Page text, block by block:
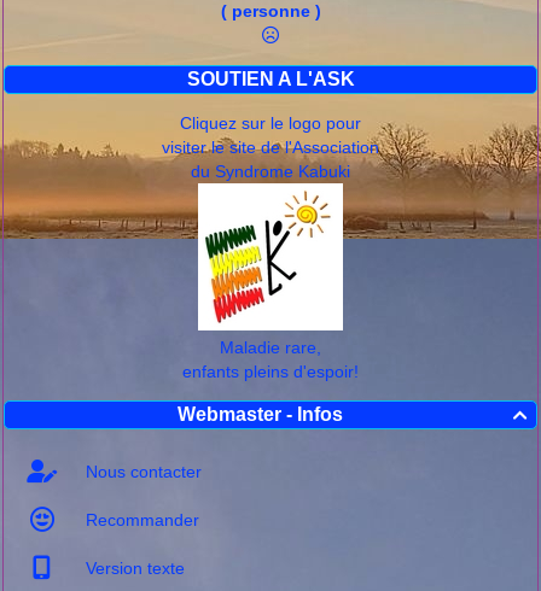
( personne )
SOUTIEN A L'ASK
Cliquez sur le logo pour
visiter le site de l'Association
du Syndrome Kabuki
Maladie rare,
enfants pleins d'espoir!

Webmaster - Infos
Nous contacter
Recommander
Version texte